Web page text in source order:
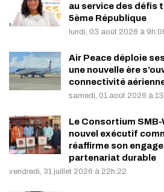
au service des défis
5ème République
lundi, 03 août 2026 à
Air Peace déploie
une nouvelle ère
connectivité
samedi, 01 août 2026 à
Le Consortium
nouvel exécutif
réaffirme son
partenariat durable
vendredi, 31 juillet 2026 à 22h:22